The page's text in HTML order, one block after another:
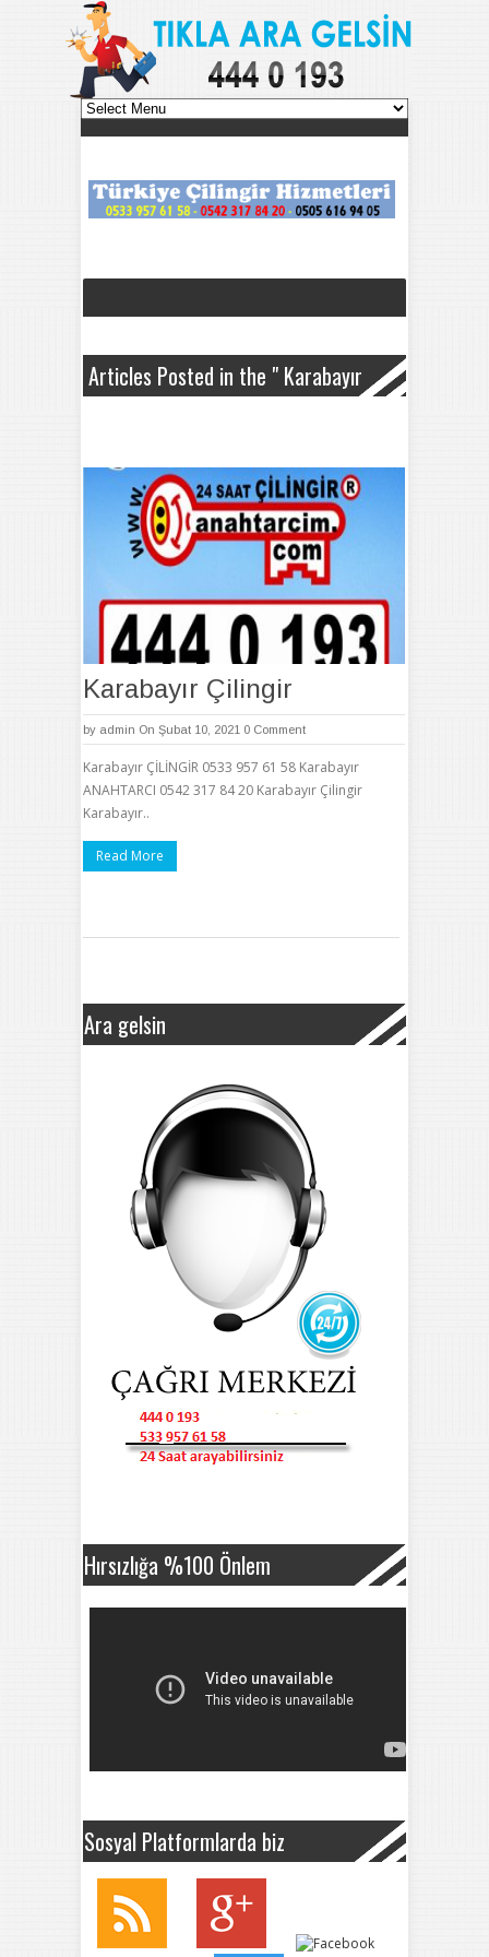
Articles Posted in the " Karabayır
Çilingir " Category
Karabayır Çilingir
by admin On Şubat 10, 2021 0 Comment
Karabayır ÇİLİNGİR 0533 957 61 58 Karabayır
ANAHTARCI 0542 317 84 20 Karabayır Çilingir
Karabayır..
Read More
Ara gelsin
Hırsızlığa %100 Önlem
Sosyal Platformlarda biz